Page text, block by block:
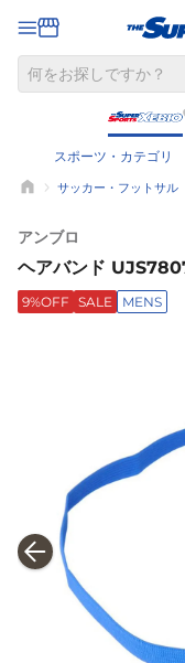
スポーツ・カテゴリ
サッカー・フットサル
アンブロ
ヘアバンド
9%OFF SALE MENS